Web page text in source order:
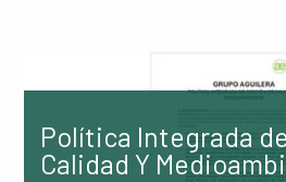
Política Integrada
Calidad Y